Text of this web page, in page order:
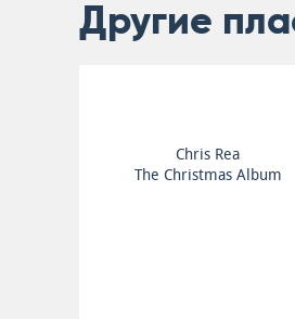
Другие
Chris Rea
The Christmas Album